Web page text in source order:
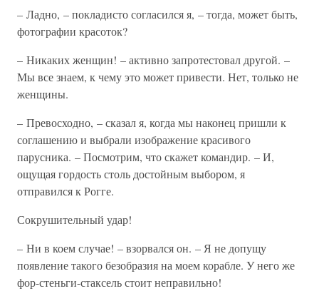
– Ладно, – покладисто согласился я, – тогда, может быть,
фотографии красоток?
– Никаких женщин! – активно запротестовал другой. –
Мы все знаем, к чему это может привести. Нет, только не
женщины.
– Превосходно, – сказал я, когда мы наконец пришли к
соглашению и выбрали изображение красивого
парусника. – Посмотрим, что скажет командир. – И,
ощущая гордость столь достойным выбором, я
отправился к Рогге.
Сокрушительный удар!
– Ни в коем случае! – взорвался он. – Я не допущу
появление такого безобразия на моем корабле. У него же
фор-стеньги-стаксель стоит неправильно!